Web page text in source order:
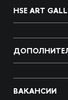
HSE ART
ВАКАНСИИ